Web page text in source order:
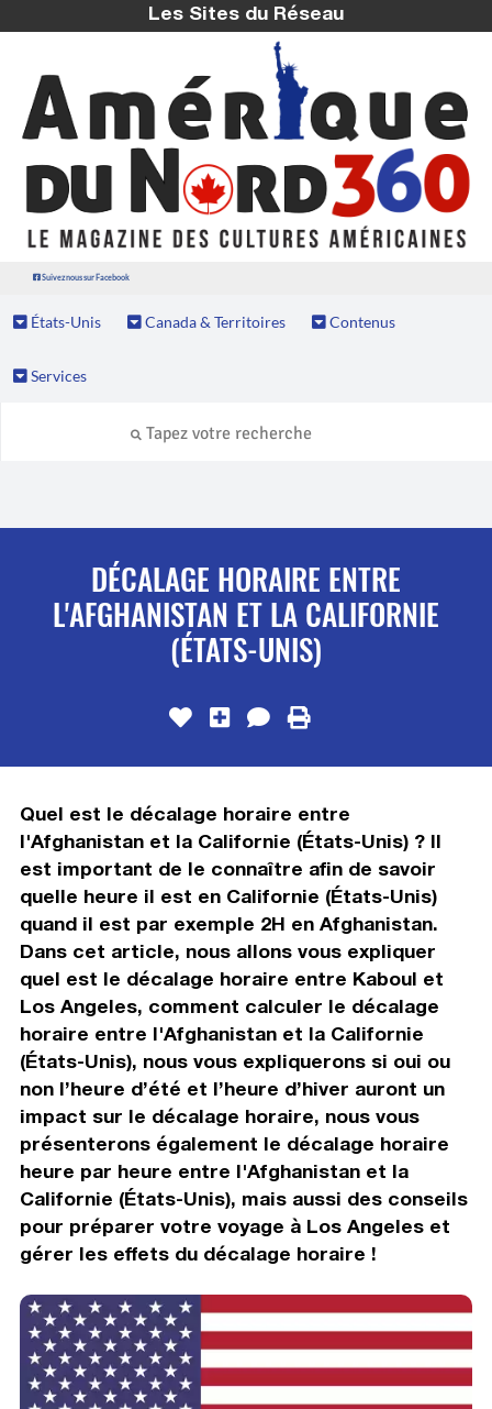
Les Sites du Réseau
Suivez nous sur Facebook
États-Unis Canada & Territoires Contenus
Services
DÉCALAGE HORAIRE ENTRE
L'AFGHANISTAN ET LA CALIFORNIE
(ÉTATS-UNIS)
Quel est le décalage horaire entre
l'Afghanistan et la Californie (États-Unis) ? Il
est important de le connaître afin de savoir
quelle heure il est en Californie (États-Unis)
quand il est par exemple 2H en Afghanistan.
Dans cet article, nous allons vous expliquer
quel est le décalage horaire entre Kaboul et
Los Angeles, comment calculer le décalage
horaire entre l'Afghanistan et la Californie
(États-Unis), nous vous expliquerons si oui ou
non l’heure d’été et l’heure d’hiver auront un
impact sur le décalage horaire, nous vous
présenterons également le décalage horaire
heure par heure entre l'Afghanistan et la
Californie (États-Unis), mais aussi des conseils
pour préparer votre voyage à Los Angeles et
gérer les effets du décalage horaire !